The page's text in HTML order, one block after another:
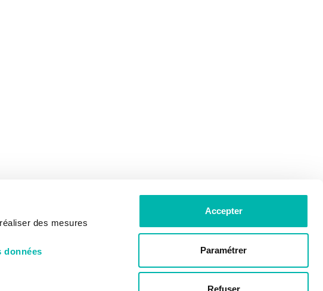
des mesures
données
Accepter
Paramétrer
Refuser